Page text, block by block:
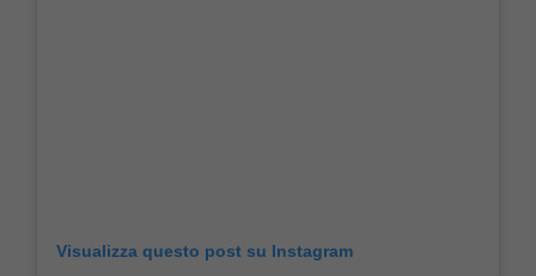
Visualizza questo post su Instagram